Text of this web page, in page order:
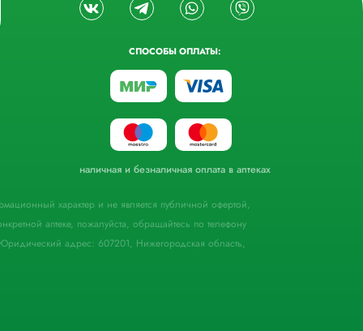
СПОСОБЫ ОПЛАТЫ:
наличная и безналичная оплата в аптеках
характер и не является публичной офертой,
аптеке, пожалуйста, обращайтесь по телефону
адрес: 607201, Нижегородская область,